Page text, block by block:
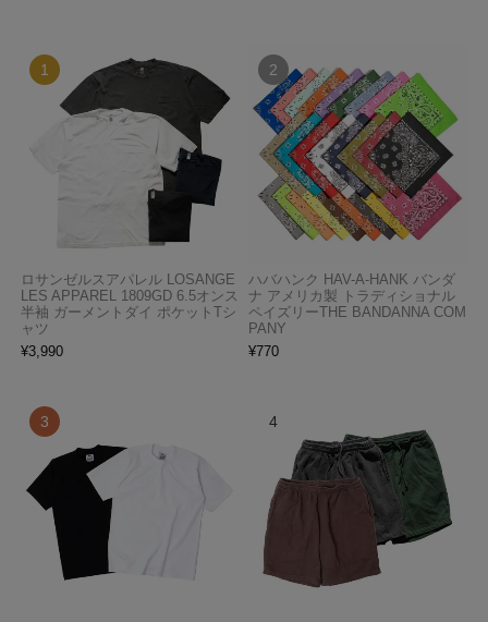
ロサンゼルスアパレル LOSANGE
LES APPAREL 1809GD 6.5オンス
半袖 ガーメントダイ ポケットTシ
ャツ
¥3,990
ハバハンク HAV-A-HANK バンダ
ナ アメリカ製 トラディショナル
ペイズリーTHE BANDANNA COM
PANY
¥770